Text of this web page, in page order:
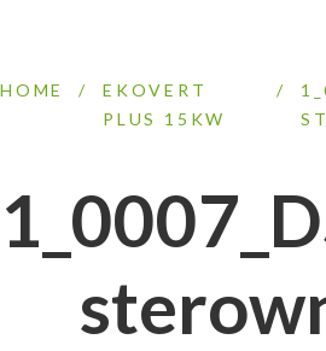
HOME /
EKOVERT
PLUS 15KW
/